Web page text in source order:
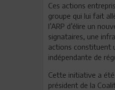
Ces actions
groupe qui lui fait
l’ARP d’élire un
signataires, une
actions constituent
indépendante de
Cette initiative a été
président de la